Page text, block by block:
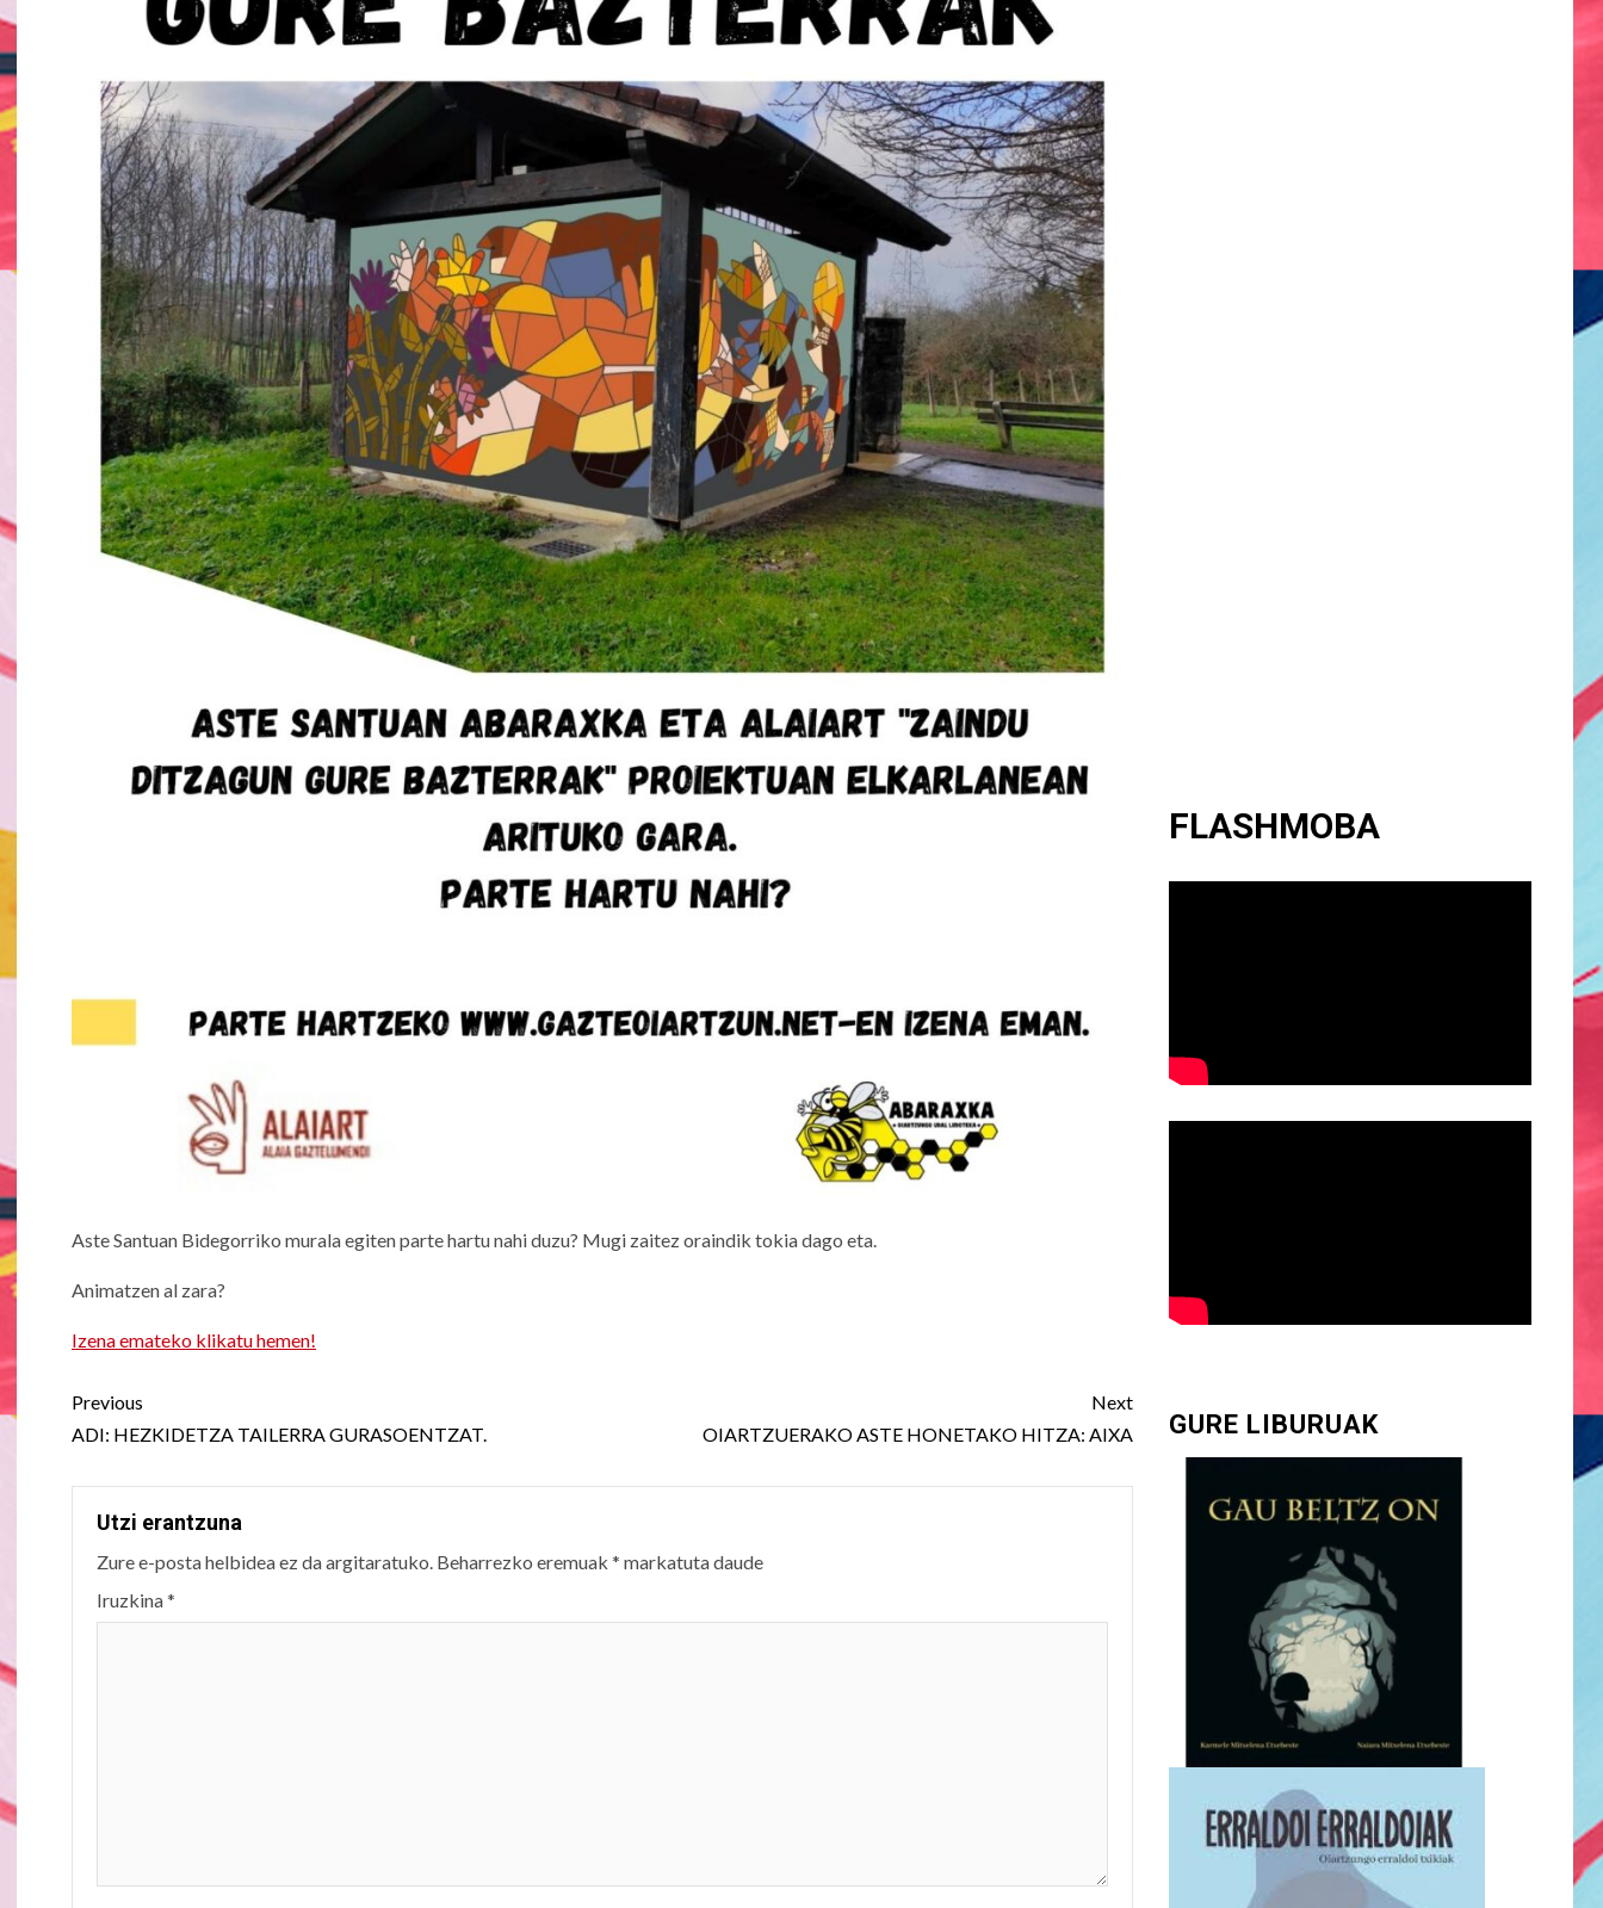
Aste Santuan Bidegorriko murala egiten parte hartu nahi duzu? Mugi zaitez oraindik tokia dago eta.
Animatzen al zara?
Izena emateko klikatu hemen!
Post
navigation
Previous
ADI: HEZKIDETZA TAILERRA GURASOENTZAT.
Next
OIARTZUERAKO ASTE HONETAKO HITZA: AIXA
Utzi erantzuna
Zure e-posta helbidea ez da argitaratuko. Beharrezko eremuak * markatuta daude
Iruzkina*
FLASHMOBA
GURE LIBURUAK